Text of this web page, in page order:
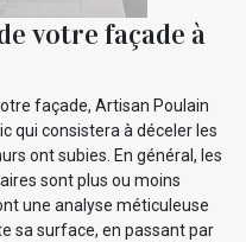
votre façade à
façade, Artisan Poulain
qui consistera à déceler les
ont subies. En général, les
sont plus ou moins
une analyse méticuleuse
sa surface, en passant par